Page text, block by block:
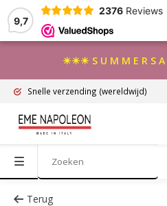
9,7
2376 Reviews
☀☀☀ S U M M E R S
Snelle verzending (wereldwijd)
Terug